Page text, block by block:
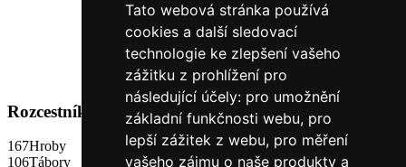
Tato webová stránka používá
cookies a další sledovací
technologie ke zlepšení vašeho
zážitku z prohlížení pro
následující účely: pro umožnění
základní funkčnosti webu, pro
lepší zážitek z webu, pro měření
vašeho zájmu o naše produkty a
Rozcestník
167Hroby
106Tábory